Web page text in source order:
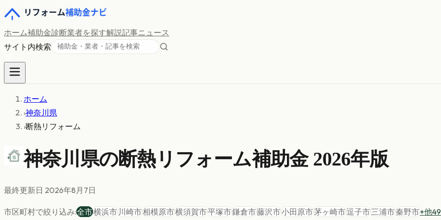
ホーム補助金診断業者を探す解説記事ニュース
サイト内検索
ホーム
›神奈川県
›断熱リフォーム
神奈川県の断熱リフォーム補助金 2026年版
最終更新日 2026年8月7日
市区町村で絞り込み:全市横浜市川崎市相模原市横須賀市平塚市鎌倉市藤沢市小田原市茅ヶ崎市逗子市三浦市秦野市+他49